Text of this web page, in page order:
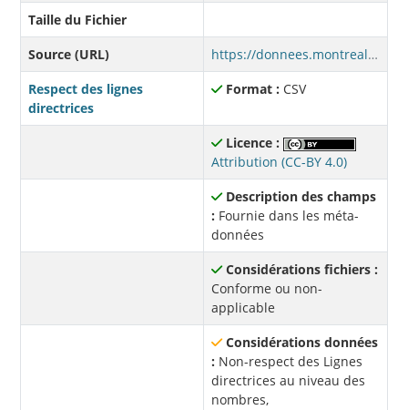
Taille du Fichier
Source (URL)
https://donnees.montreal.ca/dataset/30bafcfe-b63e-4af4-a179-e64ed606a403/resource/2119c8fd-da76-487b-8fc0-e4448d6bd0a3/download/donneesqualo2010.csv
Respect des lignes
directrices
Format : CSV
Licence :
Attribution (CC-BY 4.0)
Description des champs
: Fournie dans les méta-
données
Considérations fichiers :
Conforme ou non-
applicable
Considérations données
: Non-respect des Lignes
directrices au niveau des
nombres,